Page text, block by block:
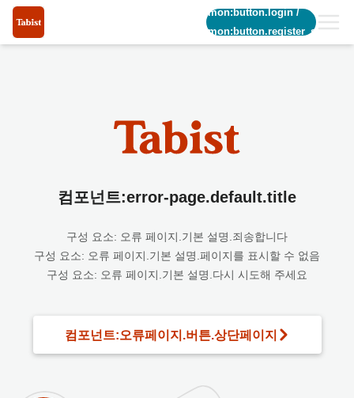
common:button.login/
common:button.register_short
컴포넌트:error-page.default.title
구성 요소: 오류 페이지.기본 설명.죄송합니다
구성 요소: 오류 페이지.기본 설명.페이지를 표시할 수 없음
구성 요소: 오류 페이지.기본 설명.다시 시도해 주세요
컴포넌트:오류페이지.버튼.상단페이지